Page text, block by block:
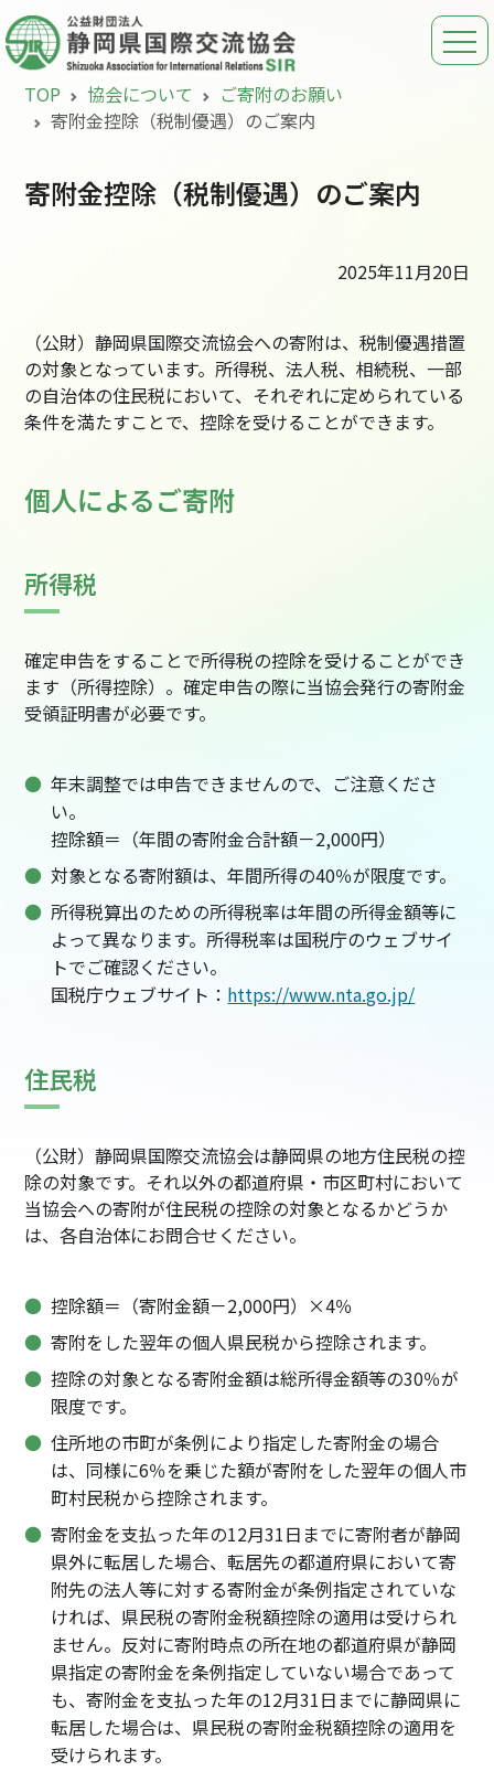
TOP 協会について
ご寄附のお願い
寄附金控除（税制優遇）のご案内
寄附金控除（税制優遇）のご案内
2025年11月20日
（公財）静岡県国際交流協会への寄附は、税制優遇措置
の対象となっています。所得税、法人税、相続税、一部
の自治体の住民税において、それぞれに定められている
条件を満たすことで、控除を受けることができます。
個人によるご寄附
所得税
確定申告をすることで所得税の控除を受けることができ
ます（所得控除）。確定申告の際に当協会発行の寄附金
受領証明書が必要です。
年末調整では申告できませんので、ご注意くださ
い。
控除額＝（年間の寄附金合計額－2,000円）
対象となる寄附額は、年間所得の40％が限度です。
所得税算出のための所得税率は年間の所得金額等に
よって異なります。所得税率は国税庁のウェブサイ
トでご確認ください。
国税庁ウェブサイト： https://www.nta.go.jp/
住民税
（公財）静岡県国際交流協会は静岡県の地方住民税の控
除の対象です。それ以外の都道府県・市区町村において
当協会への寄附が住民税の控除の対象となるかどうか
は、各自治体にお問合せください。
控除額＝（寄附金額－2,000円）×4％
寄附をした翌年の個人県民税から控除されます。
控除の対象となる寄附金額は総所得金額等の30％が
限度です。
住所地の市町が条例により指定した寄附金の場合
は、同様に6％を乗じた額が寄附をした翌年の個人市
町村民税から控除されます。
寄附金を支払った年の12月31日までに寄附者が静岡
県外に転居した場合、転居先の都道府県において寄
附先の法人等に対する寄附金が条例指定されていな
ければ、県民税の寄附金税額控除の適用は受けられ
ません。反対に寄附時点の所在地の都道府県が静岡
県指定の寄附金を条例指定していない場合であって
も、寄附金を支払った年の12月31日までに静岡県に
転居した場合は、県民税の寄附金税額控除の適用を
受けられます。